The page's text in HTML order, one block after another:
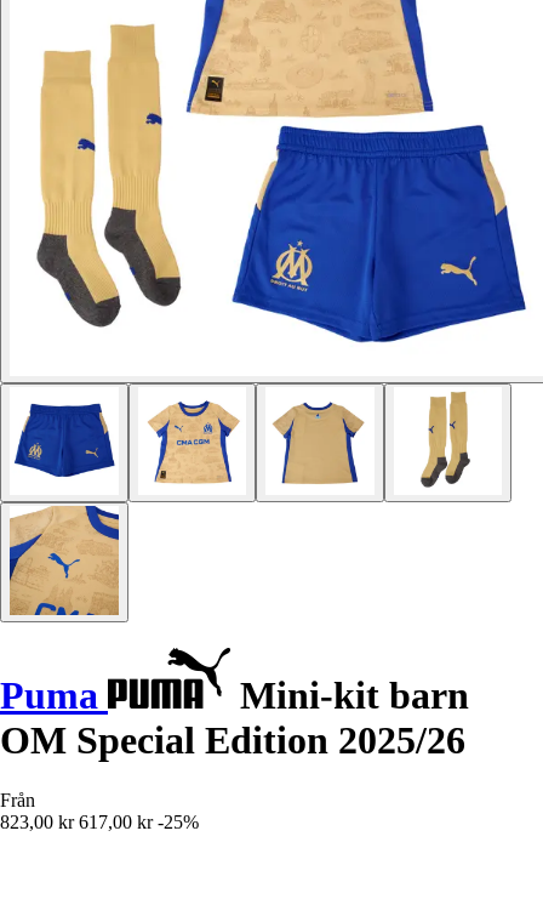
Puma
Mini-kit barn
OM Special Edition 2025/26
Från
823,00 kr 617,00 kr -25%